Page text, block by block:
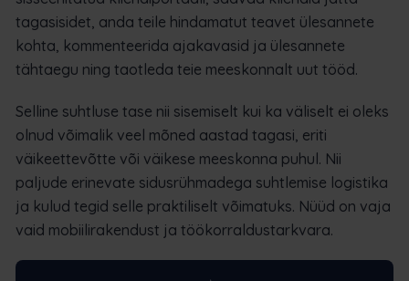
tagasisidet, anda teile hindamatut teavet ülesannete
kohta, kommenteerida ajakavasid ja ülesannete
tähtaegu ning taotleda teie meeskonnalt uut tööd.
Selline suhtluse tase nii sisemiselt kui ka väliselt ei oleks
olnud võimalik veel mõned aastad tagasi, eriti
väikeettevõtte või väikese meeskonna puhul. Nii
paljude erinevate sidusrühmadega suhtlemise logistika
ja kulud tegid selle praktiliselt võimatuks. Nüüd on vaja
vaid mobiilirakendust ja töökorraldustarkvara.